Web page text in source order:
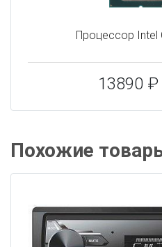
Процессор Intel
13890 ₽
Похожие